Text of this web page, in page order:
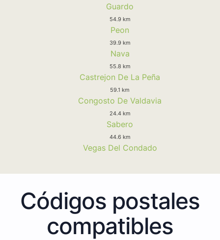
Guardo
54.9 km
Peon
39.9 km
Nava
55.8 km
Castrejon De La Peña
59.1 km
Congosto De Valdavia
24.4 km
Sabero
44.6 km
Vegas Del Condado
Códigos postales
compatibles